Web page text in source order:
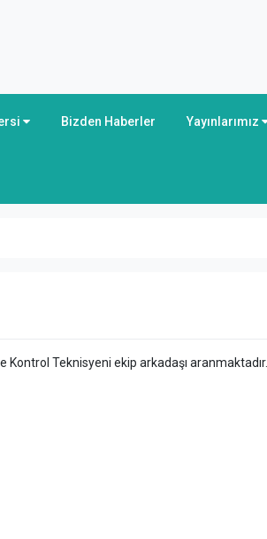
Bizden Haberler Yayınlarımız
Kontrol Teknisyeni ekip arkadaşı aranmaktadır.